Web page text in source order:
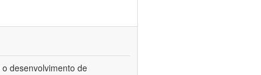
desenvolvimento de